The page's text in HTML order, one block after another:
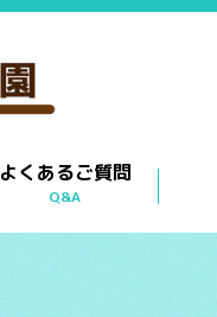
よくあるご質問
Q&A